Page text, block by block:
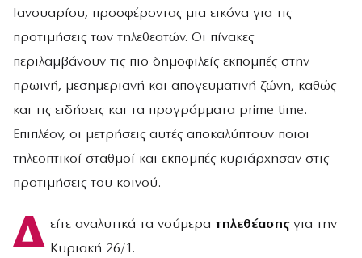
Ιανουαρίου, προσφέροντας μια εικόνα για τις
προτιμήσεις των τηλεθεατών. Οι πίνακες
περιλαμβάνουν τις πιο δημοφιλείς εκπομπές στην
πρωινή, μεσημεριανή και απογευματινή ζώνη, καθώς
και τις ειδήσεις και τα προγράμματα prime time.
Επιπλέον, οι μετρήσεις αυτές αποκαλύπτουν ποιοι
τηλεοπτικοί σταθμοί και εκπομπές κυριάρχησαν στις
προτιμήσεις του κοινού.
Δ είτε αναλυτικά τα νούμερα τηλεθέασηςγια την
Κυριακή 26/1.